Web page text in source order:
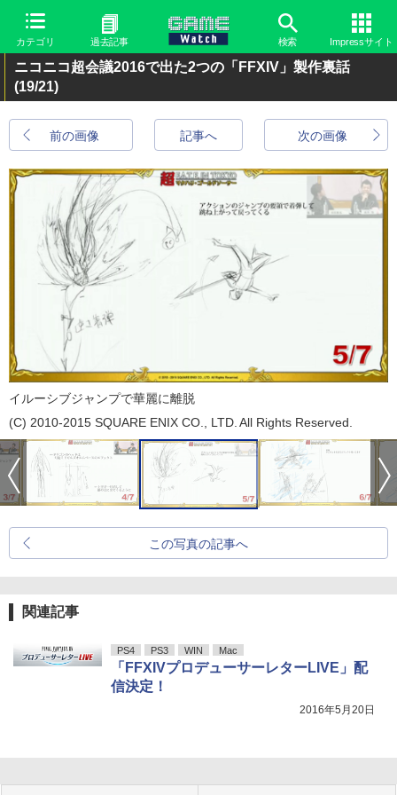
カテゴリ 過去記事 検索 Impressサイト
ニコニコ超会議2016で出た2つの「FFXIV」製作裏話
(19/21)
前の画像 次の画像
記事へ
イルーシブジャンプで華麗に離脱
(C) 2010-2015 SQUARE ENIX CO., LTD. All Rights Reserved.
この写真の記事へ
関連記事
PS4 PS3 WIN Mac
「FFXIVプロデューサーレターLIVE」配
信決定！
2016年5月20日